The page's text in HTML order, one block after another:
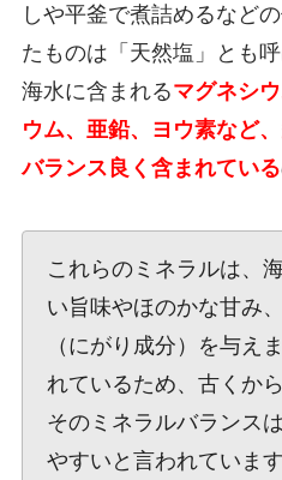
しや平釜で煮詰めるなど
たものは「天然塩」とも
海水に含まれるマグネシ
ウム、亜鉛、ヨウ素など
バランス良く含まれている
これらのミネラルは、
い旨味やほのかな甘み
（にがり成分）を与え
れているため、古くか
そのミネラルバランス
やすいと言われていま